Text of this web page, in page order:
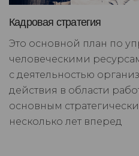
Кадровая стратегия
Это основной план по
человеческими
с деятельностью
действия в области
основным
несколько лет вперед